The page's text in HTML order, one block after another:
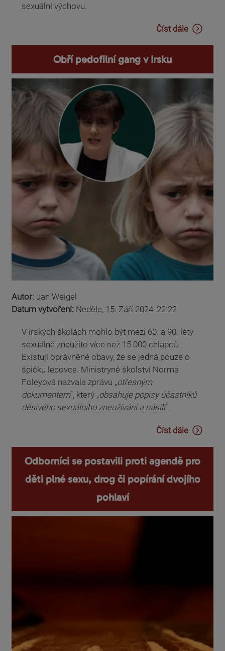
sexuální výchovu.
Číst dále
Obří pedofilní gang v Irsku
Autor: Jan Weigel
Datum vytvoření: Neděle, 15. Září 2024, 22:22
V irských školách mohlo být mezi 60. a 90. léty
sexuálně zneužito více než 15 000 chlapců.
Existují oprávněné obavy, že se jedná pouze o
špičku ledovce. Ministryně školství Norma
Foleyová nazvala zprávu „otřesným
dokumentem“, který „obsahuje popisy účastníků
děsivého sexuálního zneužívání a násilí“.
Číst dále
Odborníci se postavili proti agendě pro
děti plné sexu, drog či popírání dvojího
pohlaví